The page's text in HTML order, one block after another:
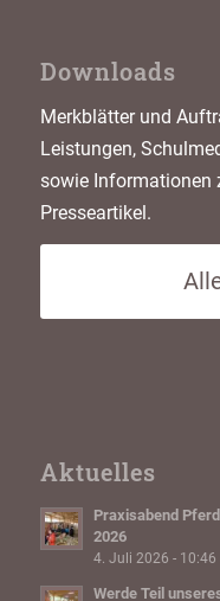
Downloads
Merkblätter und
Leistungen,
sowie Informationen
Presseartikel.
Aktuelles
Praxisabend
2026
4. Juli 2026 - 10:46
Werde Teil